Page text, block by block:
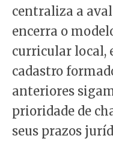
centraliza a
encerra o
curricular local,
cadastro
anteriores
prioridade de
seus prazos